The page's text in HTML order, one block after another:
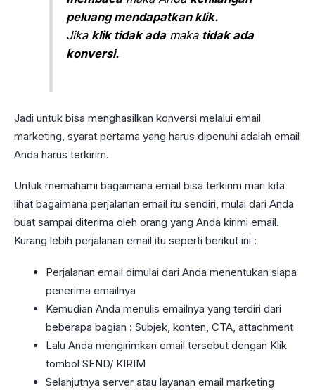
peluang mendapatkan klik.
Jika klik tidak adamaka tidak ada
konversi.
Jadi untuk bisa menghasilkan konversi melalui email
marketing, syarat pertama yang harus dipenuhi adalah email
Anda harus terkirim.
Untuk memahami bagaimana email bisa terkirim mari kita
lihat bagaimana perjalanan email itu sendiri, mulai dari Anda
buat sampai diterima oleh orang yang Anda kirimi email.
Kurang lebih perjalanan email itu seperti berikut ini :
Perjalanan email dimulai dari Anda menentukan siapa
penerima emailnya
Kemudian Anda menulis emailnya yang terdiri dari
beberapa bagian : Subjek, konten, CTA, attachment
Lalu Anda mengirimkan email tersebut dengan Klik
tombol SEND/ KIRIM
Selanjutnya server atau layanan email marketing